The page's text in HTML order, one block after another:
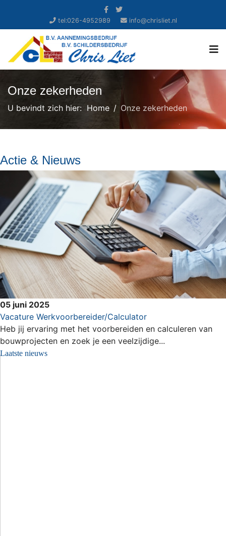
tel:026-4952989 info@chrisliet.nl
Onze zekerheden
U bevindt zich hier: Home Onze zekerheden
Actie & Nieuws
05 juni 2025
Vacature Werkvoorbereider/Calculator
Heb jij ervaring met het voorbereiden en calculeren van
bouwprojecten en zoek je een veelzijdige...
Laatste nieuws